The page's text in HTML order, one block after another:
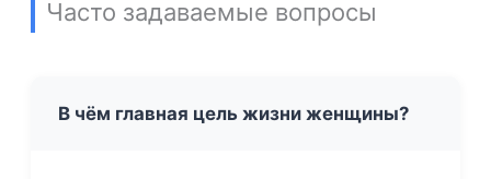
Часто задаваемые вопросы
В чём главная цель жизни женщины?